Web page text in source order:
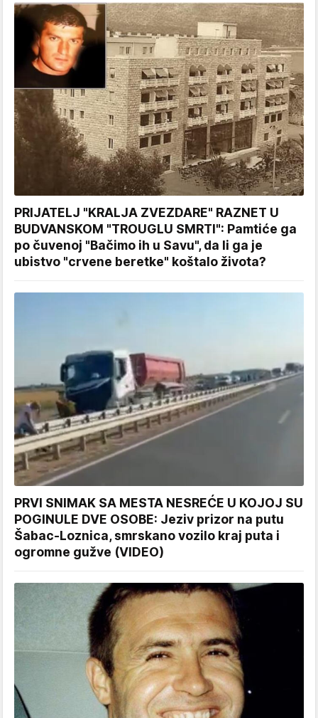
PRIJATELJ "KRALJA ZVEZDARE" RAZNET U
BUDVANSKOM "TROUGLU SMRTI": Pamtiće ga
po čuvenoj "Bačimo ih u Savu", da li ga je
ubistvo "crvene beretke" koštalo života?
PRVI SNIMAK SA MESTA NESREĆE U KOJOJ SU
POGINULE DVE OSOBE: Jeziv prizor na putu
Šabac-Loznica, smrskano vozilo kraj puta i
ogromne gužve (VIDEO)